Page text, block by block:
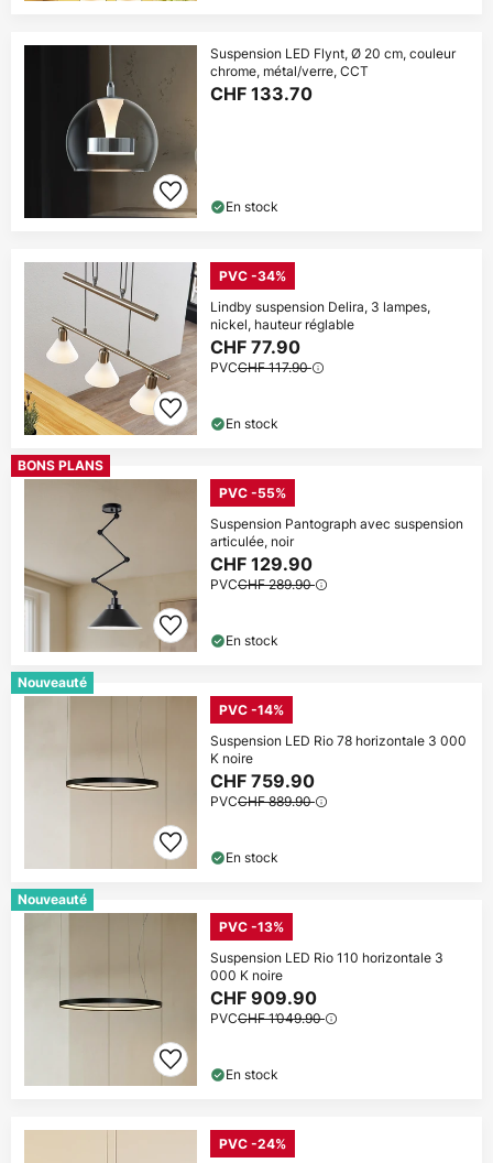
Suspension LED Flynt, Ø 20 cm, couleur
chrome, métal/verre, CCT
CHF 133.70
En stock
PVC -34%
Lindby suspension Delira, 3 lampes,
nickel, hauteur réglable
CHF 77.90
PVCCHF 117.90
En stock
BONS PLANS
PVC -55%
Suspension Pantograph avec suspension
articulée, noir
CHF 129.90
PVCCHF 289.90
En stock
Nouveauté
PVC -14%
Suspension LED Rio 78 horizontale 3 000
K noire
CHF 759.90
PVCCHF 889.90
En stock
Nouveauté
PVC -13%
Suspension LED Rio 110 horizontale 3
000 K noire
CHF 909.90
PVCCHF 1’049.90
En stock
PVC -24%